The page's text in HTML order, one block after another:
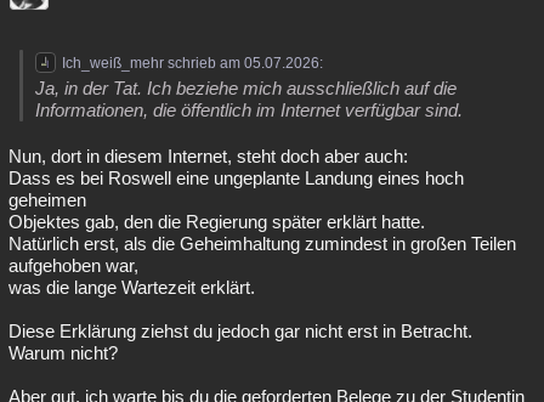
Ich_weiß_mehr schrieb am 05.07.2026:
Ja, in der Tat. Ich beziehe mich ausschließlich auf die
Informationen, die öffentlich im Internet verfügbar sind.
Nun, dort in diesem Internet, steht doch aber auch:
Dass es bei Roswell eine ungeplante Landung eines hoch
geheimen
Objektes gab, den die Regierung später erklärt hatte.
Natürlich erst, als die Geheimhaltung zumindest in großen Teilen
aufgehoben war,
was die lange Wartezeit erklärt.
Diese Erklärung ziehst du jedoch gar nicht erst in Betracht.
Warum nicht?
Aber gut, ich warte bis du die geforderten Belege zu der Studentin